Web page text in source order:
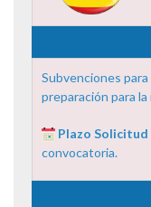
Subvenciones
preparación para
Plazo Solicitud
convocatoria.